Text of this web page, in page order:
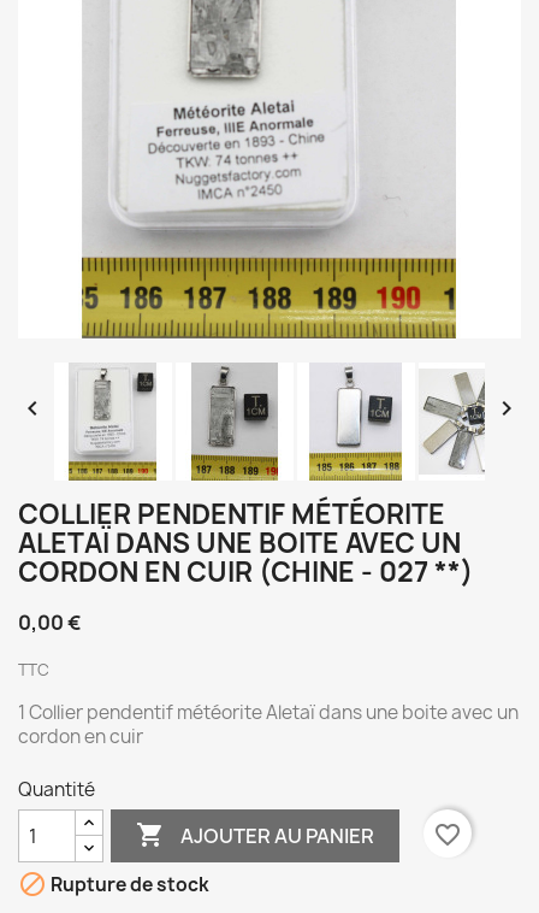
 
COLLIER PENDENTIF MÉTÉORITE
ALETAÏ DANS UNE BOITE AVEC UN
CORDON EN CUIR (CHINE - 027 **)
0,00 €
TTC
1 Collier pendentif météorite Aletaï dans une boite avec un
cordon en cuir
Quantité
 AJOUTER AU PANIER
favorite_border
 Rupture de stock